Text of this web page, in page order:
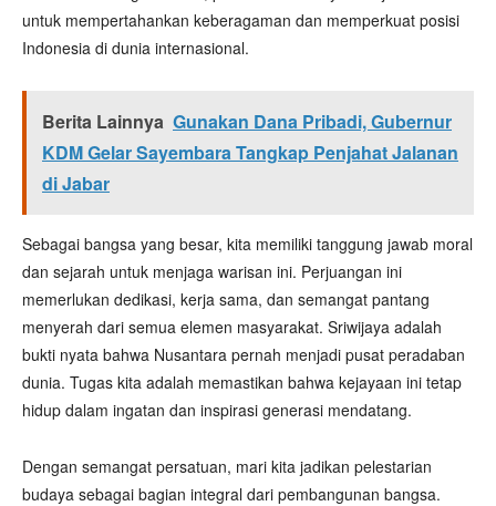
untuk mempertahankan keberagaman dan memperkuat posisi
Indonesia di dunia internasional.
Berita Lainnya Gunakan Dana Pribadi, Gubernur
KDM Gelar Sayembara Tangkap Penjahat Jalanan
di Jabar
Sebagai bangsa yang besar, kita memiliki tanggung jawab moral
dan sejarah untuk menjaga warisan ini. Perjuangan ini
memerlukan dedikasi, kerja sama, dan semangat pantang
menyerah dari semua elemen masyarakat. Sriwijaya adalah
bukti nyata bahwa Nusantara pernah menjadi pusat peradaban
dunia. Tugas kita adalah memastikan bahwa kejayaan ini tetap
hidup dalam ingatan dan inspirasi generasi mendatang.
Dengan semangat persatuan, mari kita jadikan pelestarian
budaya sebagai bagian integral dari pembangunan bangsa.